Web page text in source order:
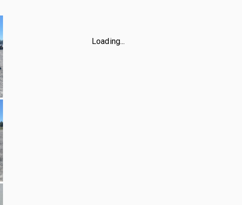
Loading...